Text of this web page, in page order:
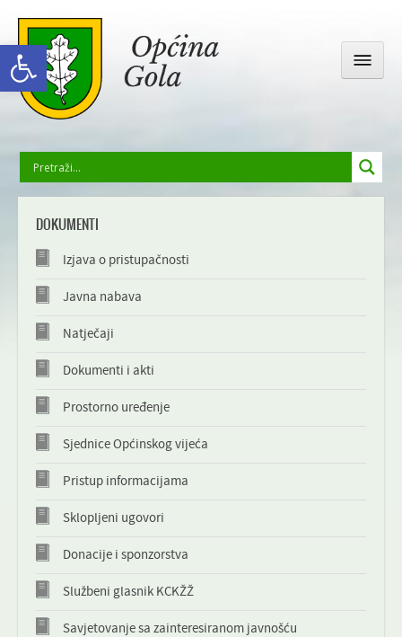
Open toolbar
GOLA I OKOLICA
DOKUMENTI
Izjava o pristupačnosti
Javna nabava
Natječaji
Dokumenti i akti
Prostorno uređenje
Sjednice Općinskog vijeća
Pristup informacijama
Sklopljeni ugovori
Donacije i sponzorstva
Službeni glasnik KCKŽŽ
Savjetovanje sa zainteresiranom javnošću